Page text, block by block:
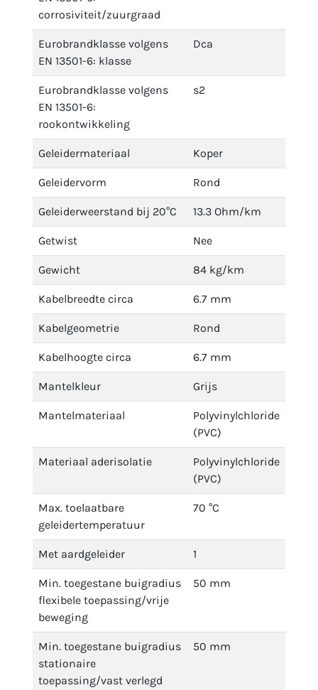
corrosiviteit/zuurgraad
Eurobrandklasse volgens
EN 13501-6: klasse
Dca
Eurobrandklasse volgens
EN 13501-6:
rookontwikkeling
s2
Geleidermateriaal Koper
Geleidervorm Rond
Geleiderweerstand bij 20°C 13.3 Ohm/km
Getwist Nee
Gewicht 84 kg/km
Kabelbreedte circa 6.7 mm
Kabelgeometrie Rond
Kabelhoogte circa 6.7 mm
Mantelkleur Grijs
Mantelmateriaal
Polyvinylchloride
(PVC)
Materiaal aderisolatie
Polyvinylchloride
(PVC)
Max. toelaatbare
geleidertemperatuur
70 °C
Met aardgeleider 1
Min. toegestane buigradius
flexibele toepassing/vrije
beweging
50 mm
Min. toegestane buigradius
stationaire
toepassing/vast verlegd
50 mm